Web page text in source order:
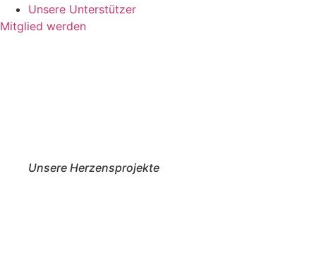
Unsere Unterstützer
Mitglied werden
Unsere Herzensprojekte